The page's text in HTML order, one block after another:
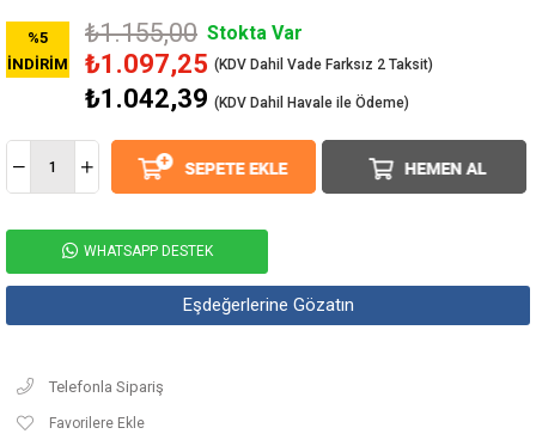
%5
İNDIRIM
₺1.155,00 Stokta Var
₺1.097,25
₺1.042,39 (KDV Dahil Havale ile Ödeme)
WHATSAPP DESTEK
Eşdeğerlerine Gözatın
Telefonla Sipariş
Favorilere Ekle